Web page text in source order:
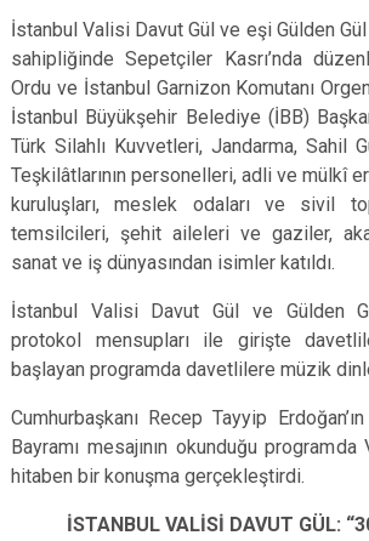
İstanbul Valisi Davut Gül ve eşi Gülden Gül
sahipliğinde Sepetçiler Kasrı’nda
Ordu ve İstanbul Garnizon Komutanı
İstanbul Büyükşehir Belediye (İBB)
Türk Silahlı Kuvvetleri, Jandarma, Sahil
Teşkilâtlarının personelleri, adli ve mülkî
kuruluşları, meslek odaları ve sivil
temsilcileri, şehit aileleri ve gaziler,
sanat ve iş dünyasından isimler katıldı.
İstanbul Valisi Davut Gül ve Gülden
protokol mensupları ile girişte
başlayan programda davetlilere müzik
Cumhurbaşkanı Recep Tayyip
Bayramı mesajının okunduğu
hitaben bir konuşma gerçekleştirdi.
İSTANBUL VALİSİ DAVUT GÜL: